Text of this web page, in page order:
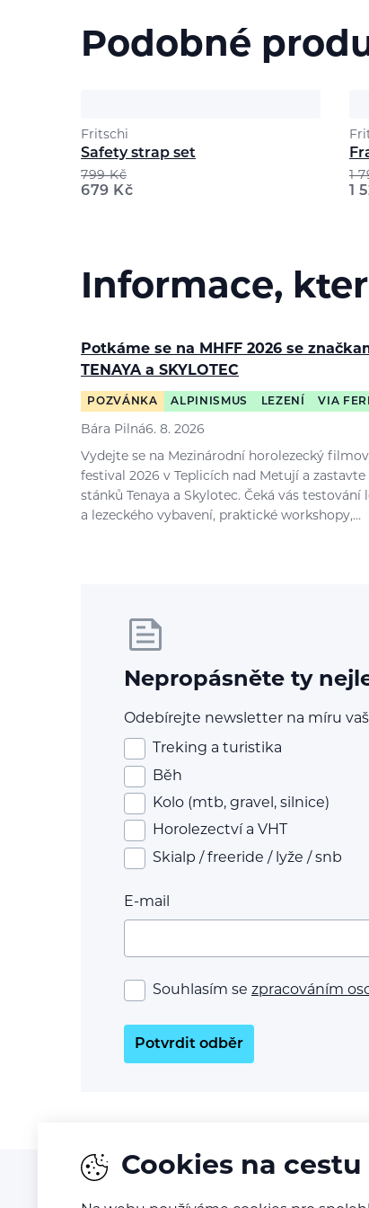
Podobné
Fritschi
Safety strap set
799Kč
679 Kč
1
1
Informace,
Potkáme se na MHFF 2026 se
TENAYA a SKYLOTEC
POZVÁNKA ALPINISMUS LEZENÍ VIA
Bára Pilná6. 8. 2026
Vydejte se na Mezinárodní horolezecký
festival 2026 v Teplicích nad Metují a zastavte
stánků Tenaya a Skylotec. Čeká vás testování
a lezeckého vybavení, praktické workshopy,…
Nepropásněte ty
Odebírejte newsletter na míru
Treking a turistika
Běh
Kolo (mtb, gravel, silnice)
Horolezectví a VHT
Skialp / freeride / lyže / snb
E-mail
Souhlasím se zpracováním
Potvrdit odběr
Cookies na